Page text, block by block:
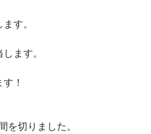
す。
ます。
！
を切りました。